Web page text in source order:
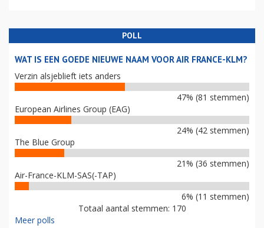
POLL
WAT IS EEN GOEDE NIEUWE NAAM VOOR AIR FRANCE-KLM?
Verzin alsjeblieft iets anders
47% (81 stemmen)
European Airlines Group (EAG)
24% (42 stemmen)
The Blue Group
21% (36 stemmen)
Air-France-KLM-SAS(-TAP)
6% (11 stemmen)
Totaal aantal stemmen: 170
Meer polls